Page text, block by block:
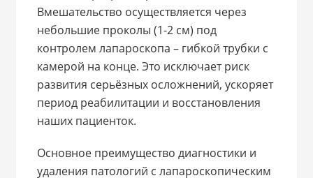
Вмешательство осуществляется через
небольшие проколы (1-2 см) под
контролем лапароскопа – гибкой трубки с
камерой на конце. Это исключает риск
развития серьёзных осложнений, ускоряет
период реабилитации и восстановления
наших пациенток.
Основное преимущество диагностики и
удаления патологий с лапароскопическим